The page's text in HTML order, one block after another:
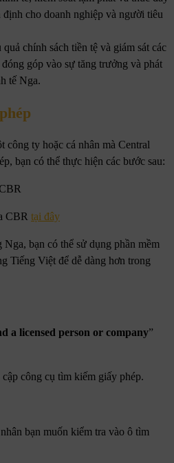
cho doanh nghiệp và người tiêu
chính sách tiền tệ và giám sát các
góp vào sự tăng trưởng và phát
tế Nga.
công ty hoặc cá nhân mà Central
bạn có thể thực hiện các bước sau:
CBR tại đây
bạn có thể sử dụng phần mềm
Tiếng Việt để dễ dàng hơn trong
a licensed person or company”
cập công cụ tìm kiếm giấy phép.
bạn muốn kiểm tra vào ô tìm